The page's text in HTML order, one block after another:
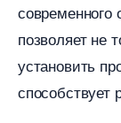
современного
позволяет не
установить
способствует